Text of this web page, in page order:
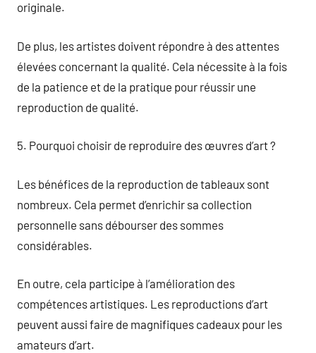
originale.
De plus, les artistes doivent répondre à des attentes
élevées concernant la qualité. Cela nécessite à la fois
de la patience et de la pratique pour réussir une
reproduction de qualité.
5. Pourquoi choisir de reproduire des œuvres d’art ?
Les bénéfices de la reproduction de tableaux sont
nombreux. Cela permet d’enrichir sa collection
personnelle sans débourser des sommes
considérables.
En outre, cela participe à l’amélioration des
compétences artistiques. Les reproductions d’art
peuvent aussi faire de magnifiques cadeaux pour les
amateurs d’art.